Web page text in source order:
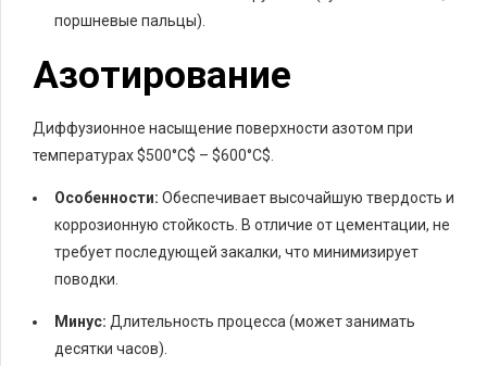
поршневые пальцы).
Азотирование
Диффузионное насыщение поверхности азотом при
температурах$500°C$ – $600°C$
Особенности: Обеспечивает высочайшую твердость и
коррозионную стойкость. В отличие от цементации, не
требует последующей закалки, что минимизирует
поводки.
Минус: Длительность процесса (может занимать
десятки часов).